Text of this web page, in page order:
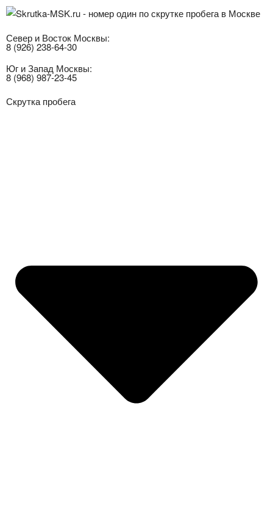
Север и Восток Москвы:
8 (926) 238-64-30
Юг и Запад Москвы:
8 (968) 987-23-45
Скрутка пробега